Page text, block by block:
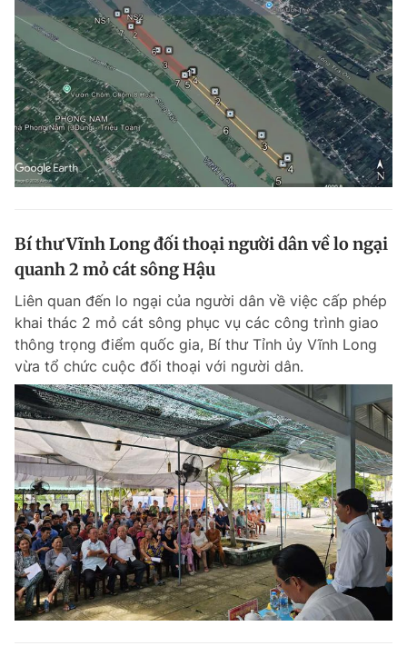
Theo dõi báo trên
Hotline
0906 645 777
Liên hệ quảng cáo
0908 780 404
Đặt báo Quảng cáo RSS Tòa soạn Chính sách bảo
Tổng biên tập: Nguyễn Ngọc Toàn
Tổng thư ký tòa soạn: Đức Trung
Giấy phép xuất bản số 110/GP - BTTTT cấp ngày 24.3.2020
© 2003-2026 Bản quyền thuộc về Báo Thanh Niên. Cấm sao chép
dưới mọi hình thức nếu không có sự chấp thuận bằng văn bản.
Phát triển bởi ePi Technologies, JSC.
Bí thư Vĩnh Long đối thoại người dân về lo ngại
quanh 2 mỏ cát sông Hậu
Liên quan đến lo ngại của người dân về việc cấp phép
khai thác 2 mỏ cát sông phục vụ các công trình giao
thông trọng điểm quốc gia, Bí thư Tỉnh ủy Vĩnh Long
vừa tổ chức cuộc đối thoại với người dân.